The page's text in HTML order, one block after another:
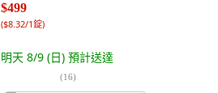
$499
($8.32/1錠)
明天 8/9 (日) 預計送達
(16)